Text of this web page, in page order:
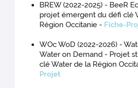
BREW (2022-2025) - BeeR
projet émergent du défi clé
Région Occitanie - Fiche-
WOc WoD (2022-2026) -
Water on Demand - Projet
clé Water de la Région
Projet